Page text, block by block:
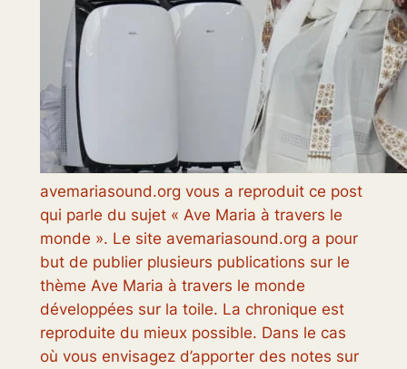
avemariasound.org vous a reproduit ce post
qui parle du sujet « Ave Maria à travers le
monde ». Le site avemariasound.org a pour
but de publier plusieurs publications sur le
thème Ave Maria à travers le monde
développées sur la toile. La chronique est
reproduite du mieux possible. Dans le cas
où vous envisagez d’apporter des notes sur